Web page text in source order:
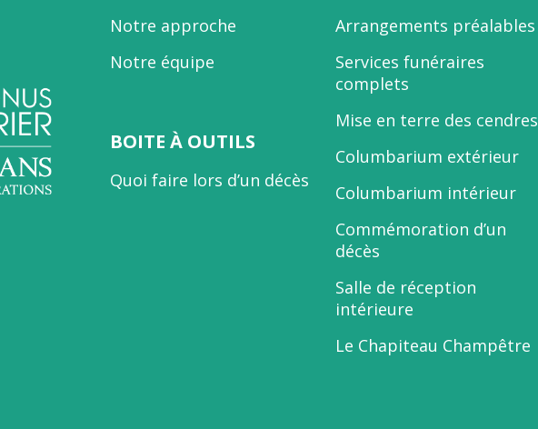
Notre approche
Notre équipe
BOITE À OUTILS
Quoi faire lors d’un décès
Arrangements préalables
Services funéraires
complets
Mise en terre des cendres
Columbarium extérieur
Columbarium intérieur
Commémoration d’un
décès
Salle de réception
intérieure
Le Chapiteau Champêtre